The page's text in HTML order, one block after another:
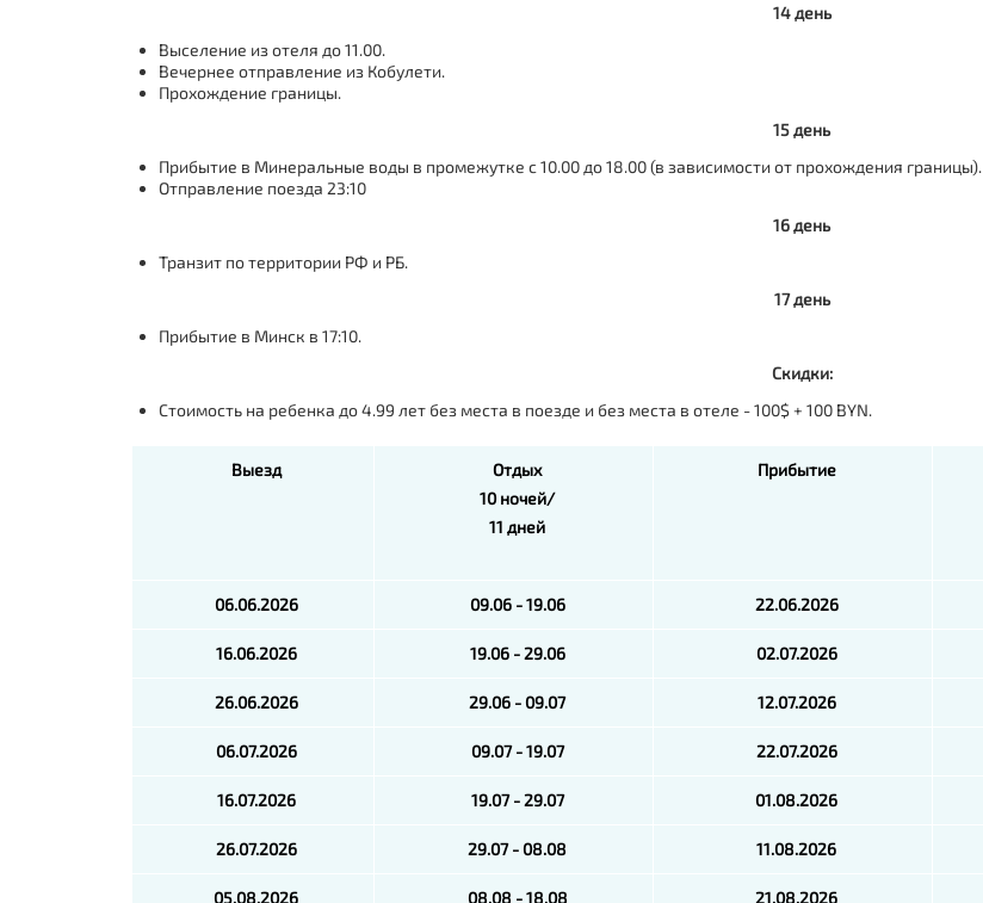
14 день
Выселение из отеля до 11.00.
Вечернее отправление из Кобулети.
Прохождение границы.
15 день
Прибытие в Минеральные воды в промежутке с 10.00 до 18.00 (в зависимости от прохождения границы).
Отправление поезда 23:10
16 день
Транзит по территории РФ и РБ.
17 день
Прибытие в Минск в 17:10.
Скидки:
Стоимость на ребенка до 4.99 лет без места в поезде и без места в отеле - 100$ + 100 BYN.
Выезд
Отдых
10 ночей/
11 дней
Прибытие
06.06.2026 09.06 - 19.06 22.06.2026
16.06.2026 19.06 - 29.06 02.07.2026
26.06.2026 29.06 - 09.07 12.07.2026
06.07.2026 09.07 - 19.07 22.07.2026
16.07.2026 19.07 - 29.07 01.08.2026
26.07.2026 29.07 - 08.08 11.08.2026
05.08.2026 08.08 - 18.08 21.08.2026